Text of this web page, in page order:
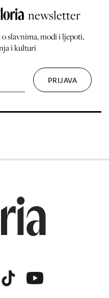
newsletter
slavnima, modi i ljepoti,
i kulturi